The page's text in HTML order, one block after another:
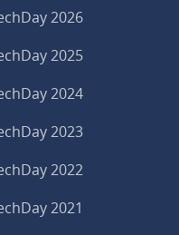
2026
2025
2024
2023
2022
2021